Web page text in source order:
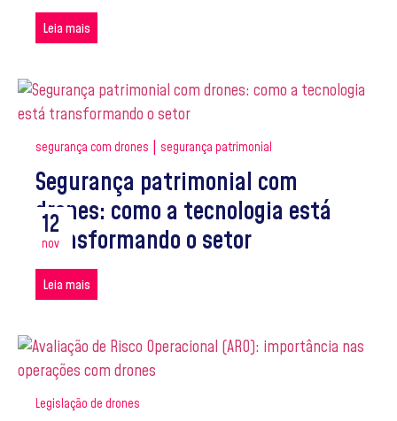
Leia mais
segurança com drones | segurança patrimonial
Segurança patrimonial com
drones: como a tecnologia está
transformando o setor
Leia mais
12
nov
Legislação de drones